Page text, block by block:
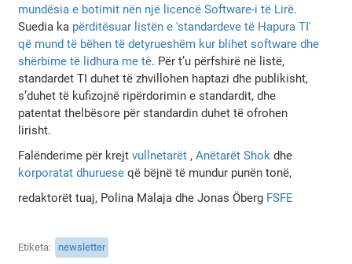
mundësia e botimit nën një licencë Software-i të Lirë.
Suedia ka përditësuar listën e 'standardeve të Hapura TI'
që mund të bëhen të detyrueshëm kur blihet software dhe
shërbime të lidhura me të. Për t’u përfshirë në listë,
standardet TI duhet të zhvillohen haptazi dhe publikisht,
s’duhet të kufizojnë ripërdorimin e standardit, dhe
patentat thelbësore për standardin duhet të ofrohen
lirisht.
Falënderime për krejtvullnetarët ,Anëtarët Shok dhe
korporatat dhuruese që bëjnë të mundur punën tonë,
redaktorët tuaj, Polina Malaja dhe Jonas Öberg FSFE
Etiketa newsletter